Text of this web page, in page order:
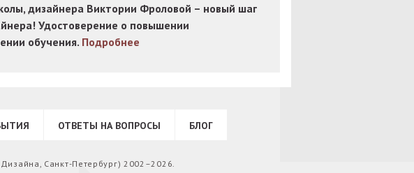
дизайнера Виктории Фроловой – новый шаг
Удостоверение о повышении
обучения. Подробнее
ОТВЕТЫ НА ВОПРОСЫ БЛОГ
Санкт-Петербург) 2002–2026.